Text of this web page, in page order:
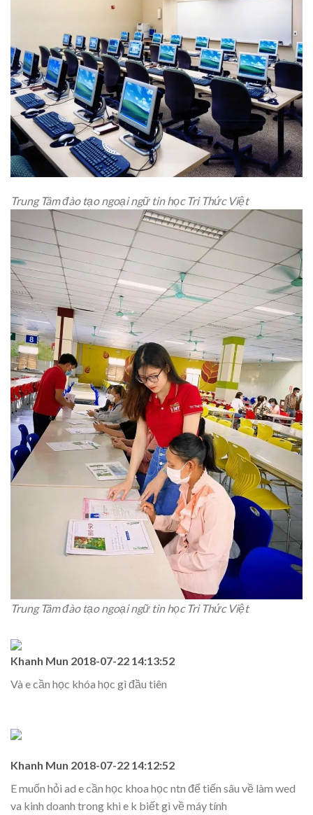
Trung Tâm đào tạo ngoại ngữ tin học Tri Thức Việt
Trung Tâm đào tạo ngoại ngữ tin học Tri Thức Việt
Khanh Mun 2018-07-22 14:13:52
Và e cần học khóa học gì đầu tiên
Khanh Mun 2018-07-22 14:12:52
E muốn hỏi ad e cần học khoa học ntn để tiến sâu về làm wed
va kinh doanh trong khi e k biết gì về máy tính